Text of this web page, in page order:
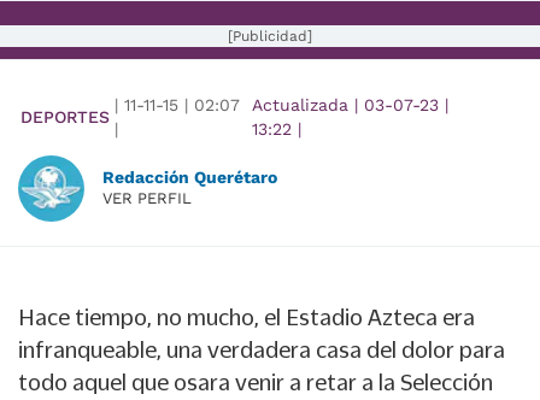
[Publicidad]
DEPORTES
| 11-11-15 | 02:07
|
Actualizada | 03-07-23 |
13:22 |
Redacción Querétaro
VER PERFIL
Hace tiempo, no mucho, el Estadio Azteca era
infranqueable, una verdadera casa del dolor para
todo aquel que osara venir a retar a la Selección